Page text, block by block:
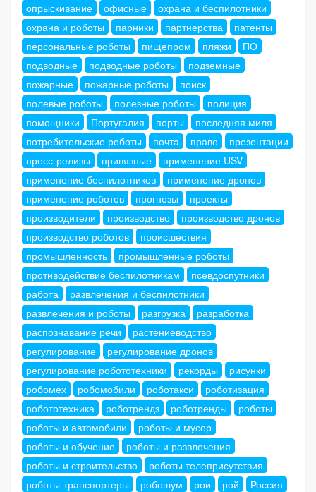
опрыскивание
офисные
охрана и беспилотники
охрана и роботы
парники партнерства
патенты
персональные роботы
пищепром пляжи
ПО
подводные
подводные роботы
подземные
пожарные
пожарные роботы
поиск
полевые роботы
полезные роботы
полиция
помощники
Португалия порты
последняя миля
потребительские роботы
почта право
презентации
пресс-релизы
привязные
применение USV
применение беспилотников
применение дронов
применение роботов
прогнозы
проекты
производители
производство
производство дронов
производство роботов
происшествия
промышленность
промышленные роботы
противодействие беспилотникам
псевдоспутники
работа
развлечения и беспилотники
развлечения и роботы
разгрузка
разработка
распознавание речи
растениеводство
регулирование
регулирование дронов
регулирование робототехники
рекорды
рисунки
робомех
робомобили роботакси
роботизация
робототехника
роботрендз роботренды
роботы
роботы и автомобили
роботы и мусор
роботы и обучение
роботы и развлечения
роботы и строительство
роботы телеприсутствия
роботы-транспортеры
робошум рои рой
Россия